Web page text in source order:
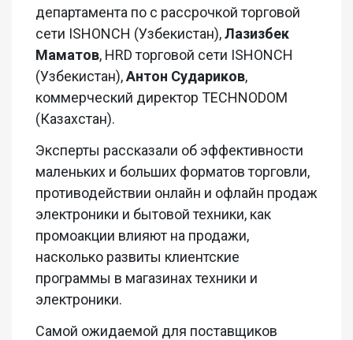
департамента по с рассрочкой торговой
сети ISHONCH (Узбекистан),Лазизбек
Маматов, HRDторговой сети ISHONCH
(Узбекистан),Антон Судариков,
коммерческий директор TECHNODOM
(Казахстан).
Эксперты рассказали об эффективности
маленьких и больших форматов торговли,
противодействии онлайн и офлайн продаж
электроники и бытовой техники, как
промоакции влияют на продажи,
насколько развиты клиентские
программы в магазинах техники и
электроники.
Самой ожидаемой для поставщиков